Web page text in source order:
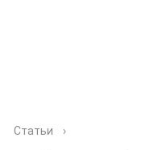
Статьи ›